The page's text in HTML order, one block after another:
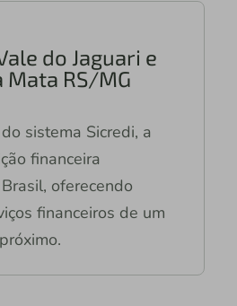
do Jaguari e
Mata RS/MG
sistema Sicredi, a
financeira
oferecendo
financeiros de um